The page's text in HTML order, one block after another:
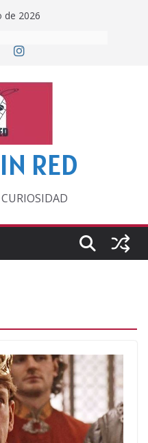
de 2026
de recomendar
RED